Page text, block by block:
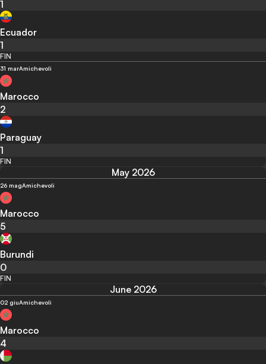
1
Ecuador
1
FIN
31 marAmichevoli
Marocco
2
Paraguay
1
FIN
May 2026
26 magAmichevoli
Marocco
5
Burundi
0
FIN
June 2026
02 giuAmichevoli
Marocco
4